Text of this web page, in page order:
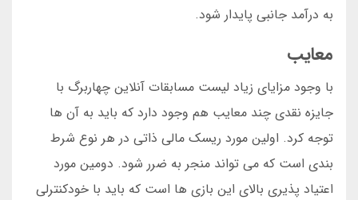
به درآمد جانبی پایدار شود.
معایب
با وجود مزایای زیاد لیست مسابقات آنلاین چهاربرگ با
جایزه نقدی چند معایب هم وجود دارد که باید به آن ها
توجه کرد. اولین مورد ریسک مالی ذاتی در هر نوع شرط
بندی است که می تواند منجر به ضرر شود. دومین مورد
اعتیاد پذیری بالای این بازی ها است که باید با خودکنترلی